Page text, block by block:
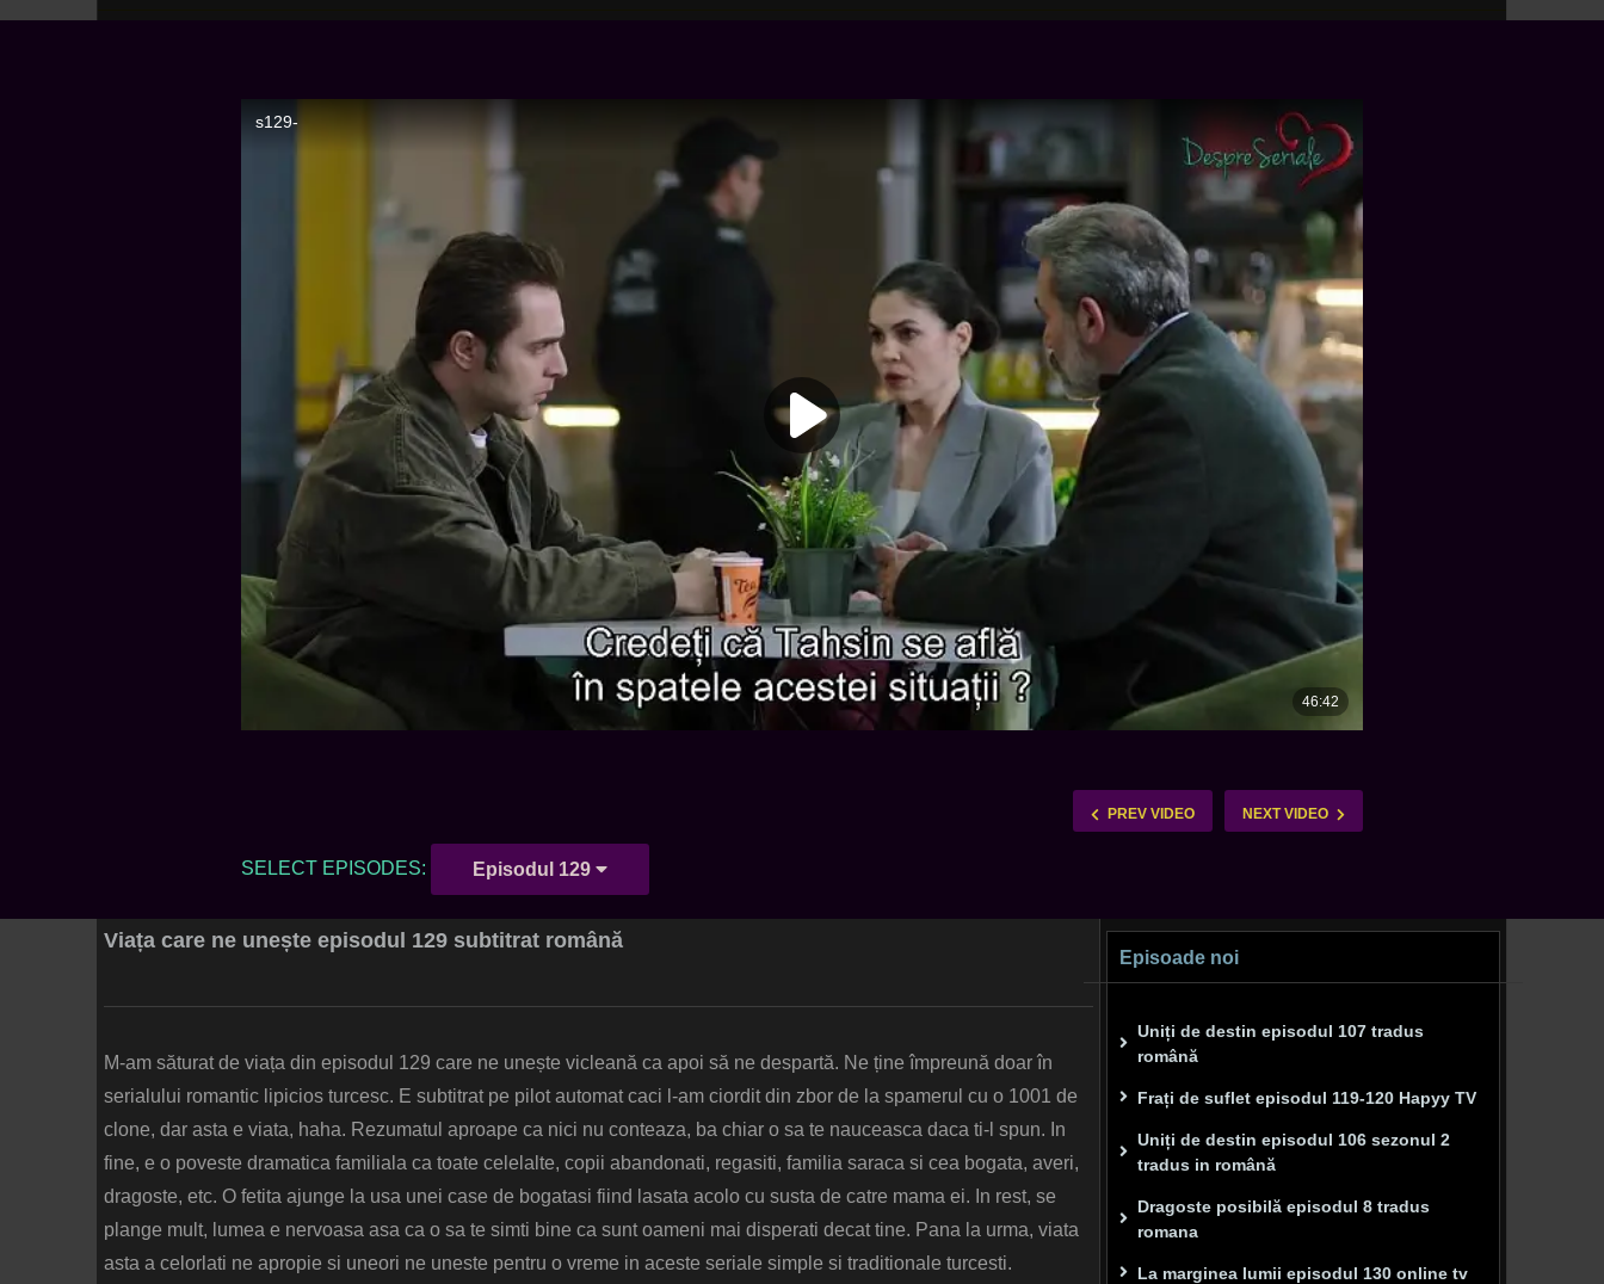
PREV VIDEO NEXT VIDEO
SELECT EPISODES: Episodul 129
Viața care ne unește episodul 129 subtitrat română
M-am săturat de viața din episodul 129 care ne unește vicleană ca apoi să ne despartă. Ne ține împreună doar în
serialului romantic lipicios turcesc. E subtitrat pe pilot automat caci l-am ciordit din zbor de la spamerul cu o 1001 de
clone, dar asta e viata, haha. Rezumatul aproape ca nici nu conteaza, ba chiar o sa te nauceasca daca ti-l spun. In
fine, e o poveste dramatica familiala ca toate celelalte, copii abandonati, regasiti, familia saraca si cea bogata, averi,
dragoste, etc. O fetita ajunge la usa unei case de bogatasi fiind lasata acolo cu susta de catre mama ei. In rest, se
plange mult, lumea e nervoasa asa ca o sa te simti bine ca sunt oameni mai disperati decat tine. Pana la urma, viata
asta a celorlati ne apropie si uneori ne uneste pentru o vreme in aceste seriale simple si traditionale turcesti.
Episoade noi
Uniți de destin episodul 107 tradus
română
Frați de suflet episodul 119-120 Hapyy TV
Uniți de destin episodul 106 sezonul 2
tradus in română
Dragoste posibilă episodul 8 tradus
romana
La marginea lumii episodul 130 online tv